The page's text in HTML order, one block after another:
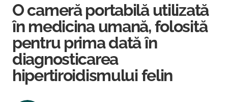
O cameră portabilă utilizată
în medicina umană, folosită
pentru prima dată în
diagnosticarea
hipertiroidismului felin